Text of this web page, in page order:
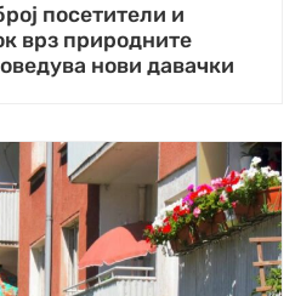
посетители и
врз природните
нови давачки